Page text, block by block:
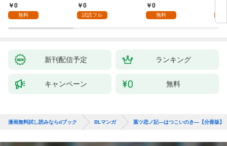
側～(1)
0
無料
0
試読フル
ブ～(1)
0
無料
新刊配信予定 ランキング
キャンペーン 無料
漫画無料試し読みならdブック BLマンガ 葉ツ恋ノ記―はつこいのき―【分冊版】